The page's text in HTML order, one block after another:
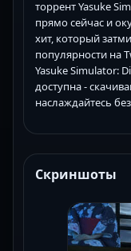
торрент Yasuke
прямо сейчас и
хит, который
популярности на
Yasuke Simulator:
доступна -
наслаждайтесь
Скриншоты